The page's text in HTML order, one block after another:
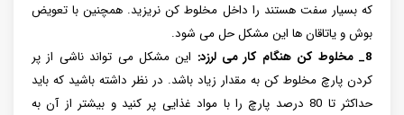
که بسیار سفت هستند را داخل مخلوط کن نریزید. همچنین با تعویض
بوش و یاتاقان ها این مشکل حل می شود.
8_ مخلوط کن هنگام کار می لرزد:
این مشکل می تواند ناشی از پر
کردن پارچ مخلوط کن به مقدار زیاد باشد. در نظر داشته باشید که باید
حداکثر تا 80 درصد پارچ را با مواد غذایی پر کنید و بیشتر از آن به